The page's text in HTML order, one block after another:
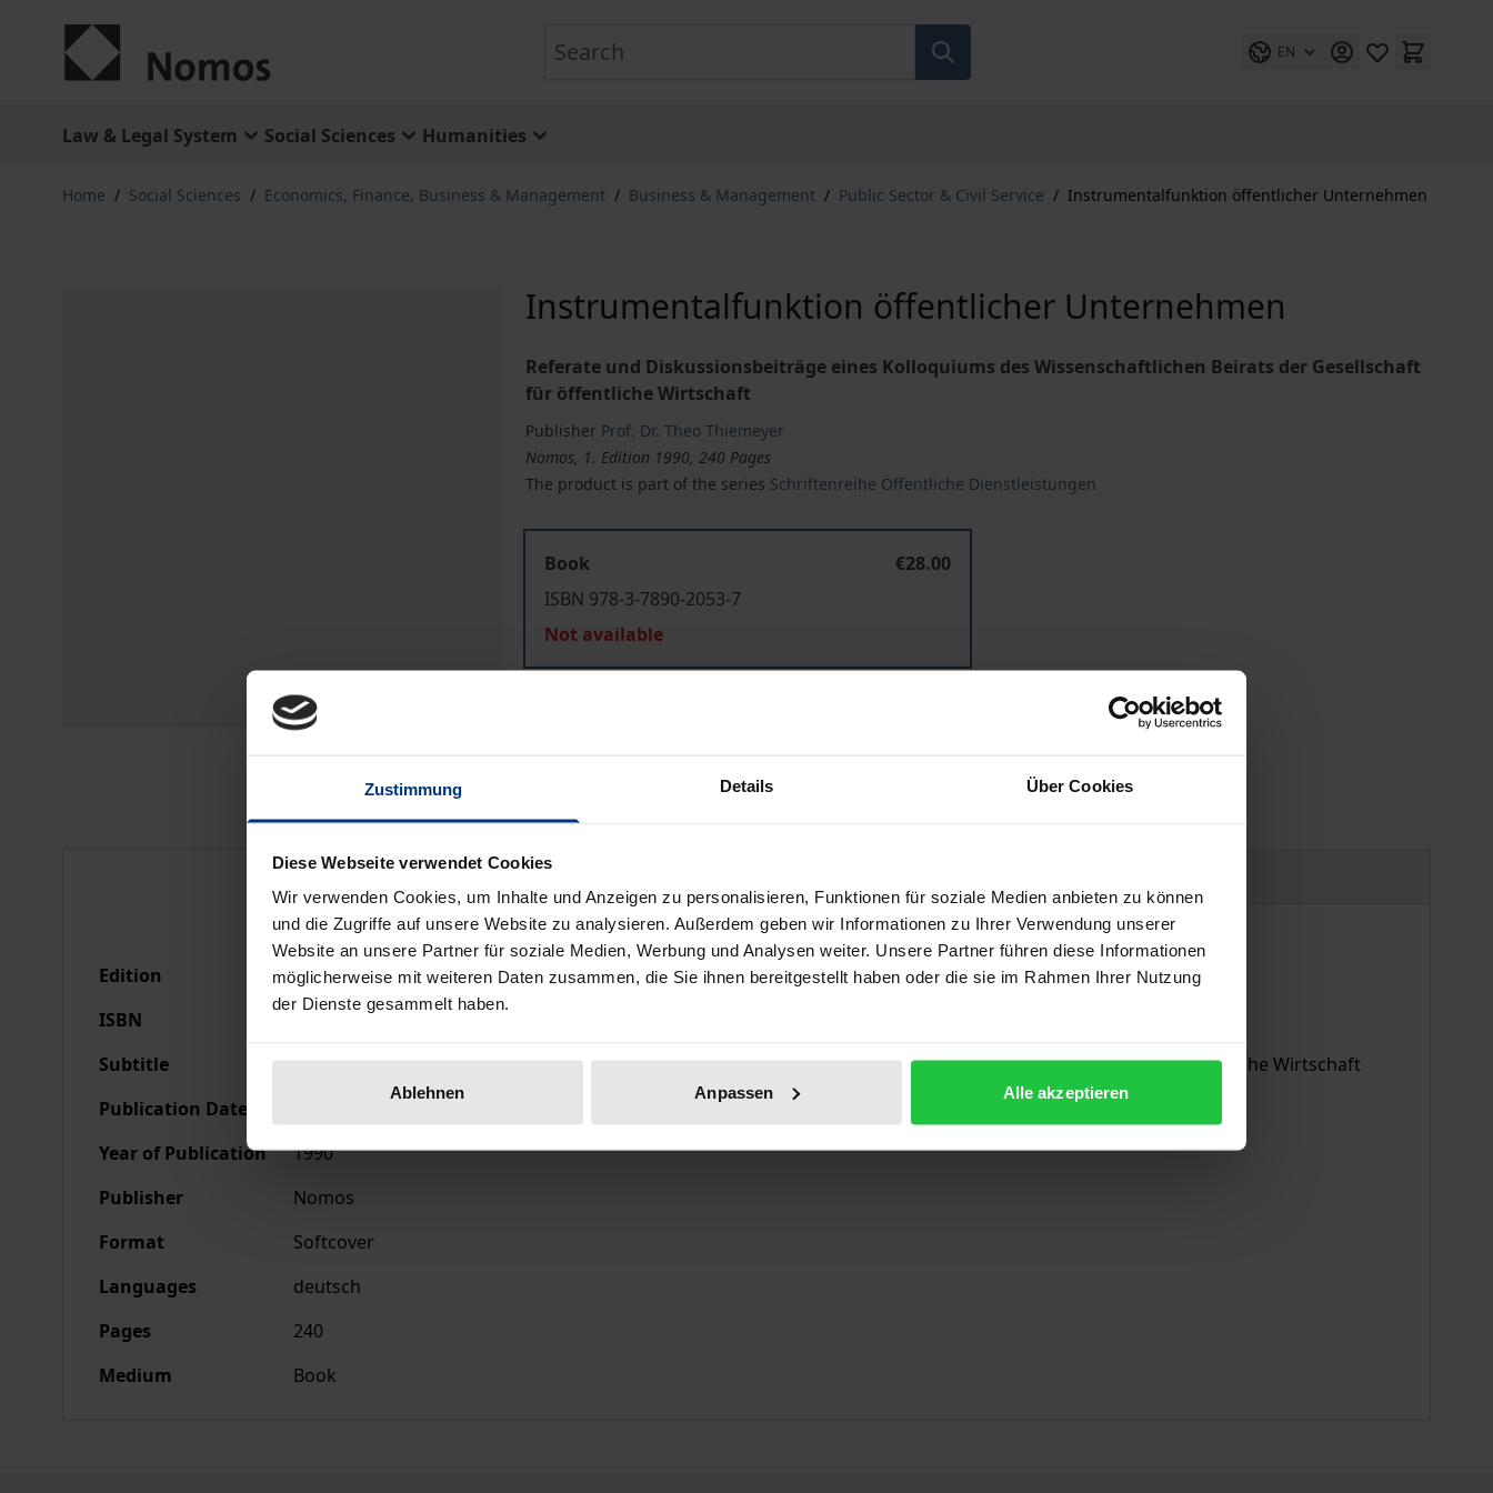
Zustimmung Details Über Cookies
Diese Webseite verwendet Cookies
Wir verwenden Cookies, um Inhalte und Anzeigen zu personalisieren, Funktionen für soziale Medien anbieten zu können
und die Zugriffe auf unsere Website zu analysieren. Außerdem geben wir Informationen zu Ihrer Verwendung unserer
Website an unsere Partner für soziale Medien, Werbung und Analysen weiter. Unsere Partner führen diese Informationen
möglicherweise mit weiteren Daten zusammen, die Sie ihnen bereitgestellt haben oder die sie im Rahmen Ihrer Nutzung
der Dienste gesammelt haben.
Ablehnen Anpassen Alle akzeptieren
EN
Law & Legal System Social Sciences Humanities
Home / Social Sciences / Economics, Finance, Business & Management / Business & Management / Public Sector & Civil Service / Instrumentalfunktion öffentlicher Unternehmen
Instrumentalfunktion öffentlicher Unternehmen
Referate und Diskussionsbeiträge eines Kolloquiums des Wissenschaftlichen Beirats der Gesellschaft
für öffentliche Wirtschaft
Publisher Prof. Dr. Theo Thiemeyer
Nomos, 1. Edition 1990, 240 Pages
The product is part of the series Schriftenreihe Öffentliche Dienstleistungen
Book
€28.00
ISBN 978-3-7890-2053-7
Not available
Bibliographical data
Edition
1
ISBN
978-3-7890-2053-7
Subtitle
Referate und Diskussionsbeiträge eines Kolloquiums des Wissenschaftlichen Beirats der Gesellschaft für öffentliche Wirtschaft
Publication Date
Year of Publication
1990
Publisher
Nomos
Format
Softcover
Languages
deutsch
Pages
240
Medium
Book